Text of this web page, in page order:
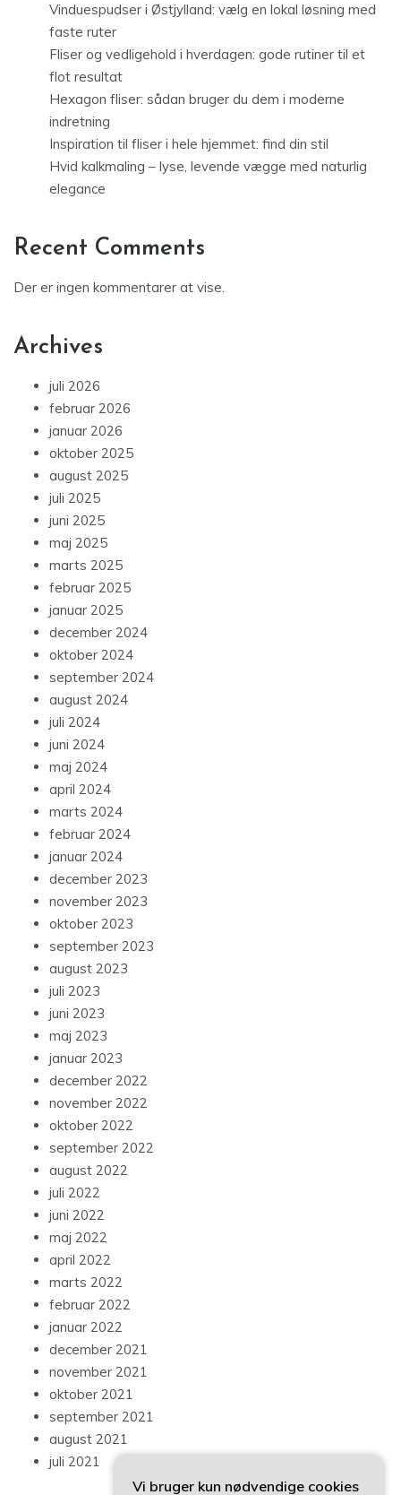
Vinduespudser i Østjylland: vælg en lokal løsning med
faste ruter
Fliser og vedligehold i hverdagen: gode rutiner til et
flot resultat
Hexagon fliser: sådan bruger du dem i moderne
indretning
Inspiration til fliser i hele hjemmet: find din stil
Hvid kalkmaling – lyse, levende vægge med naturlig
elegance
Recent Comments
Der er ingen kommentarer at vise.
Archives
juli 2026
februar 2026
januar 2026
oktober 2025
august 2025
juli 2025
juni 2025
maj 2025
marts 2025
februar 2025
januar 2025
december 2024
oktober 2024
september 2024
august 2024
juli 2024
juni 2024
maj 2024
april 2024
marts 2024
februar 2024
januar 2024
december 2023
november 2023
oktober 2023
september 2023
august 2023
juli 2023
juni 2023
maj 2023
januar 2023
december 2022
november 2022
oktober 2022
september 2022
august 2022
juli 2022
juni 2022
maj 2022
april 2022
marts 2022
februar 2022
januar 2022
december 2021
november 2021
oktober 2021
september 2021
august 2021
juli 2021
Vi bruger kun nødvendige cookies